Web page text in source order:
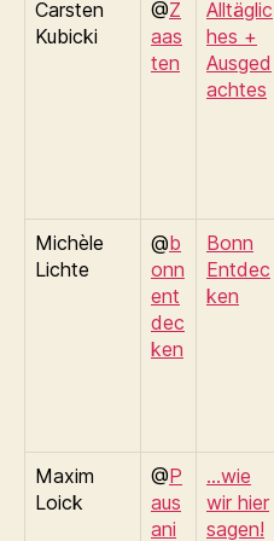
Carsten
Kubicki
@Z
aas
ten
Alltäglic
hes +
Ausged
achtes
Michèle
Lichte
@b
onn
ent
dec
ken
Bonn
Entdec
ken
Maxim
Loick
@P
aus
ani
…wie
wir hier
sagen!